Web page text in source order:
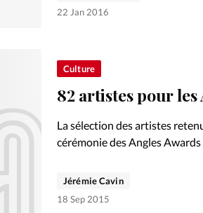
22 Jan 2016
Culture
82 artistes pour les
La sélection des artistes
cérémonie des Angles
Jérémie Cavin
18 Sep 2015